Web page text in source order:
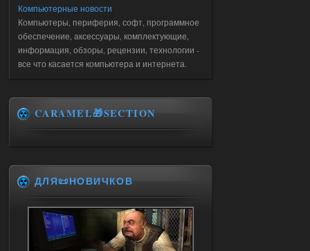
Компьютерные новости
Компьютеры, периферия, софт, программное
обеспечение, аксессуары, комплектующие,
информация, обзоры, рецензии, технологии -
все что касается компьютера и интернета.
CARAMEL🎁SECTION
ДЛЯ📜НОВИЧКОВ